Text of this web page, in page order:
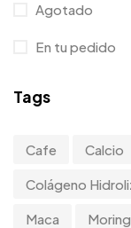
Agotado
En tu pedido
Tags
Cafe Calcio
Colágeno
Maca